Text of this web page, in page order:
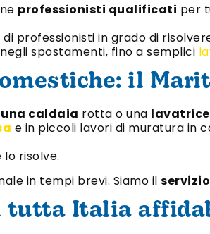
professionisti qualificati per
professionisti in grado di
spostamenti, fino a semplici
il
caldaia rotta o una
e in piccoli lavori di muratura in
risolve.
in tempi brevi. Siamo il
tutta Italia